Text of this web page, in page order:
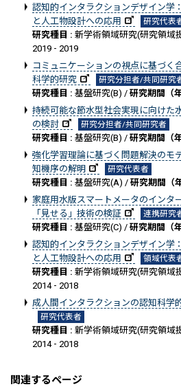
認知的インタラクションデザイン学
と人工物設計への応用
研究代表
研究種目 : 新学術領域研究(研究領域
2019 - 2019
コミュニケーションの視点に基づく
科学的研究
研究分担者/共同研究
研究種目 : 基盤研究(B) / 研究期間（
持続可能な節水型社会実現に向けた
の検討
研究分担者/共同研究者
研究種目 : 基盤研究(B) / 研究期間（
強化学習理論に基づく問題解決のモ
知機序の解明
研究代表者
研究種目 : 基盤研究(A) / 研究期間（
家庭用水版スマートメータのインタ
「見せる」技術の検証
連携研究
研究種目 : 基盤研究(C) / 研究期間（
認知的インタラクションデザイン学
と人工物設計への応用
領域代表
研究種目 : 新学術領域研究(研究領域
2014 - 2018
成人間インタラクションの認知科学
研究代表者
研究種目 : 新学術領域研究(研究領域
2014 - 2018
関連するページ